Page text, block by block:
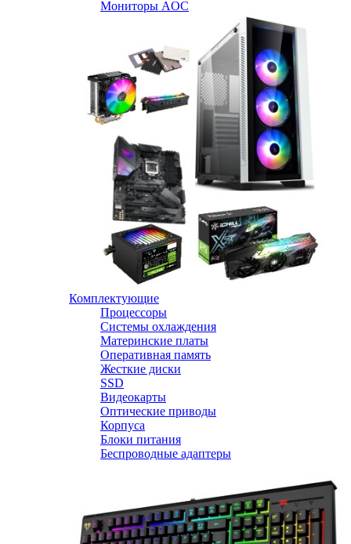
Мониторы AOC
Комплектующие
Процессоры
Системы охлаждения
Материнские платы
Оперативная память
Жесткие диски
SSD
Видеокарты
Оптические приводы
Корпуса
Блоки питания
Беспроводные адаптеры